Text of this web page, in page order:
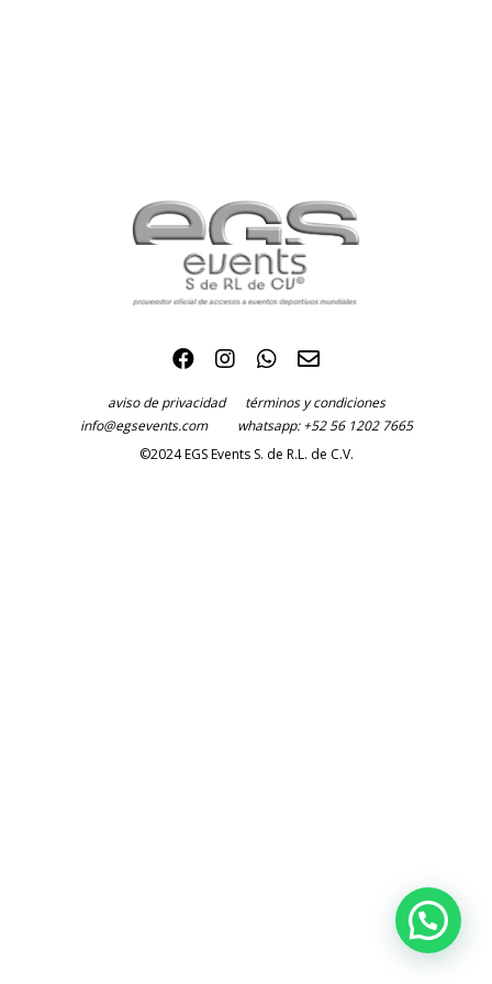
aviso de privacidad términos y condiciones
info@egsevents.com
whatsapp: +52 56 1202 7665
©2024 EGS Events S. de R.L. de C.V.